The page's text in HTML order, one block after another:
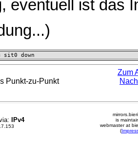
eventuell ist das
down
Zum
Punkt-zu-Punkt
IPv4
is
webmaster at
(